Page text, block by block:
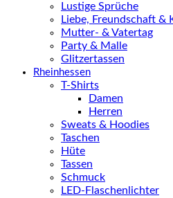
Lustige Sprüche
Liebe, Freundschaft &
Mutter- & Vatertag
Party & Malle
Glitzertassen
Rheinhessen
T-Shirts
Damen
Herren
Sweats & Hoodies
Taschen
Hüte
Tassen
Schmuck
LED-Flaschenlichter